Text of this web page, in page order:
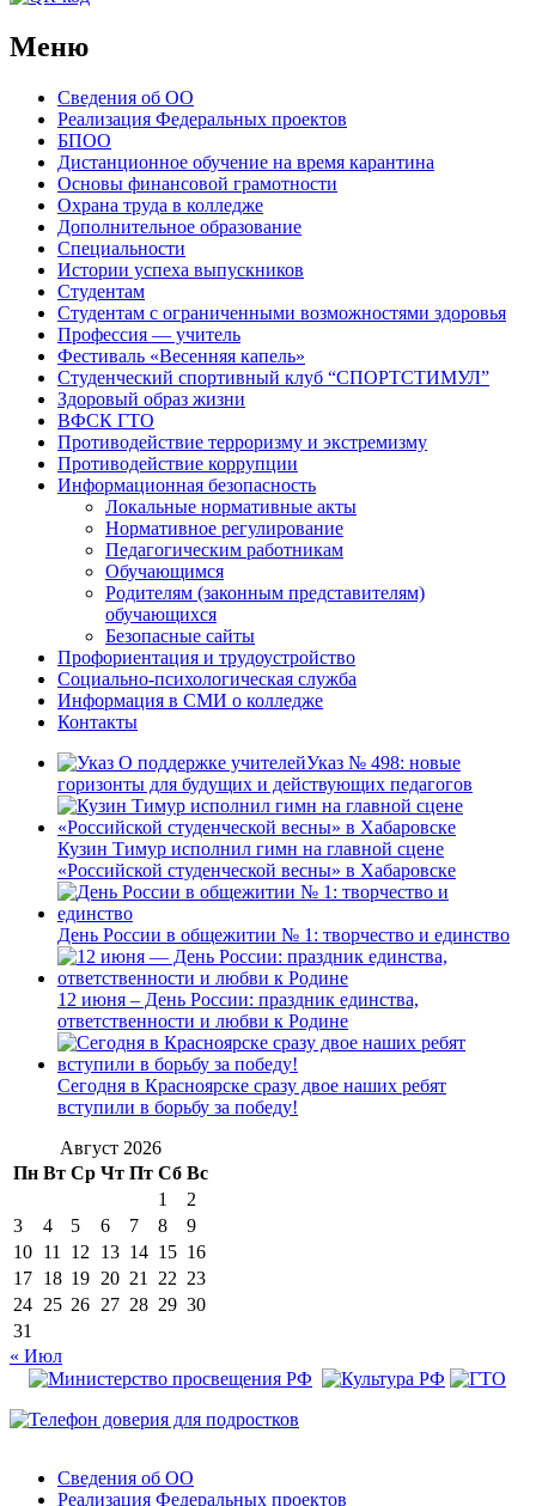
Меню
Сведения об ОО
Реализация Федеральных проектов
БПОО
Дистанционное обучение на время карантина
Основы финансовой грамотности
Охрана труда в колледже
Дополнительное образование
Специальности
Истории успеха выпускников
Студентам
Студентам с ограниченными возможностями здоровья
Профессия — учитель
Фестиваль «Весенняя капель»
Студенческий спортивный клуб “СПОРТСТИМУЛ”
Здоровый образ жизни
ВФСК ГТО
Противодействие терроризму и экстремизму
Противодействие коррупции
Информационная безопасность
Локальные нормативные акты
Нормативное регулирование
Педагогическим работникам
Обучающимся
Родителям (законным представителям)
обучающихся
Безопасные сайты
Профориентация и трудоустройство
Социально-психологическая служба
Информация в СМИ о колледже
Контакты
Указ № 498: новые
горизонты для будущих и действующих педагогов
Кузин Тимур исполнил гимн на главной сцене
«Российской студенческой весны» в Хабаровске
День России в общежитии № 1: творчество и единство
12 июня – День России: праздник единства,
ответственности и любви к Родине
Сегодня в Красноярске сразу двое наших ребят
вступили в борьбу за победу!
Август 2026
Пн Вт Ср Чт Пт Сб Вс
1
2
3
4 5 6 7 8
9
10 11 12 13 14 15 16
17 18 19 20 21 22 23
24 25 26 27 28 29 30
31
« Июл
Сведения об ОО
Реализация Федеральных проектов